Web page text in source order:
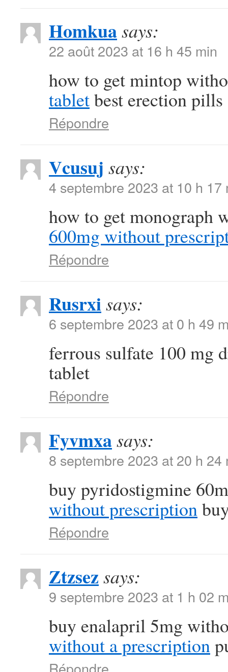
Homkuasays:
22 août 2023 at 16 h 45 min
how to get mintop
tabletbest erection pills
Répondre
Vcusuj says:
4 septembre 2023 at 10 h 17
how to get monograph
600mg without
Répondre
Rusrxisays:
6 septembre 2023 at 0 h 49
ferrous sulfate 100 mg
tablet
Répondre
Fyvmxasays:
8 septembre 2023 at 20 h 24
buy pyridostigmine
without prescription
Répondre
Ztzsez says:
9 septembre 2023 at 1 h 02
buy enalapril 5mg
without a prescription